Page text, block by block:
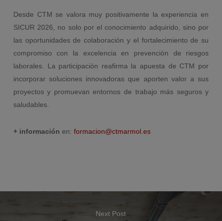
Desde CTM se valora muy positivamente la experiencia en
SICUR 2026, no solo por el conocimiento adquirido, sino por
las oportunidades de colaboración y el fortalecimiento de su
compromiso con la excelencia en prevención de riesgos
laborales. La participación reafirma la apuesta de CTM por
incorporar soluciones innovadoras que aporten valor a sus
proyectos y promuevan entornos de trabajo más seguros y
saludables.
+ información en: formacion@ctmarmol.es
Next Post